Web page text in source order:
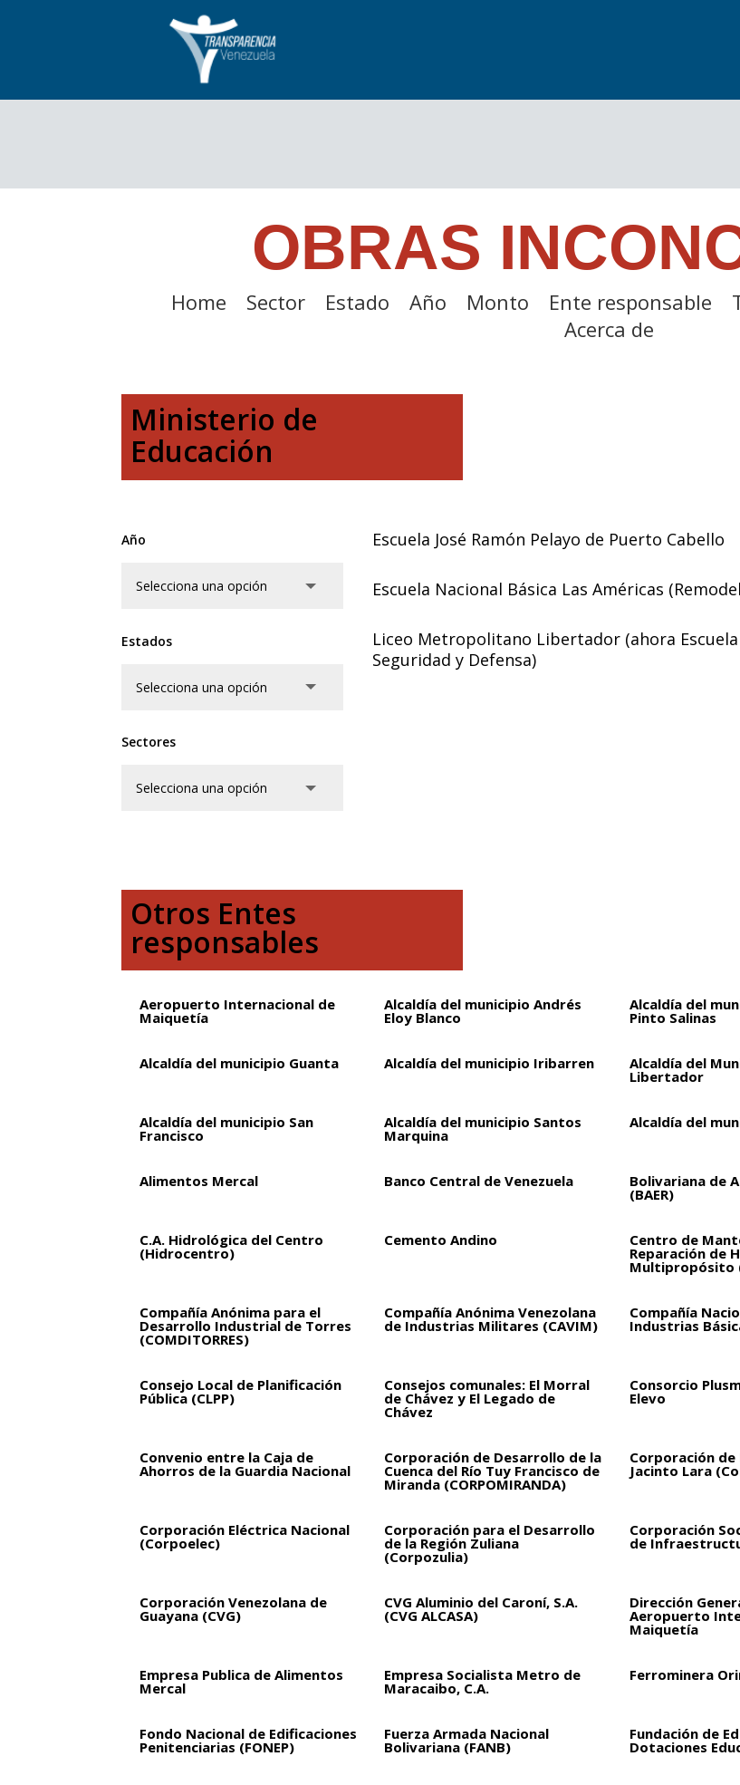
OBRAS
Home Sector Estado Año Monto Ente responsable
Acerca de
Ministerio de
Educación
Año
Estados
Sectores
Escuela José Ramón Pelayo de Puerto Cabello
Escuela Nacional Básica Las Américas
Liceo Metropolitano Libertador (ahora
Seguridad y Defensa)
Otros Entes
responsables
Aeropuerto Internacional de
Maiquetía
Alcaldía del municipio Andrés
Eloy Blanco
Alcaldía del
Pinto Salinas
Alcaldía del municipio Guanta Alcaldía del municipio Iribarren Alcaldía del
Libertador
Alcaldía del municipio San
Francisco
Alcaldía del municipio Santos
Marquina
Alcaldía del
Alimentos Mercal Banco Central de Venezuela Bolivariana de
(BAER)
C.A. Hidrológica del Centro
(Hidrocentro)
Cemento Andino Centro de
Reparación de
Multipropósito
Compañía Anónima para el
Desarrollo Industrial de Torres
(COMDITORRES)
Compañía Anónima Venezolana
de Industrias Militares (CAVIM)
Compañía
Industrias
Consejo Local de Planificación
Pública (CLPP)
Consejos comunales: El Morral
de Chávez y El Legado de
Chávez
Consorcio
Elevo
Convenio entre la Caja de
Ahorros de la Guardia Nacional
Corporación de Desarrollo de la
Cuenca del Río Tuy Francisco de
Miranda (CORPOMIRANDA)
Corporación
Jacinto Lara
Corporación Eléctrica Nacional
(Corpoelec)
Corporación para el Desarrollo
de la Región Zuliana
(Corpozulia)
Corporación
de
Corporación Venezolana de
Guayana (CVG)
CVG Aluminio del Caroní, S.A.
(CVG ALCASA)
Dirección
Aeropuerto
Maiquetía
Empresa Publica de Alimentos
Mercal
Empresa Socialista Metro de
Maracaibo, C.A.
Ferrominera
Fondo Nacional de Edificaciones
Penitenciarias (FONEP)
Fuerza Armada Nacional
Bolivariana (FANB)
Fundación de
Dotaciones